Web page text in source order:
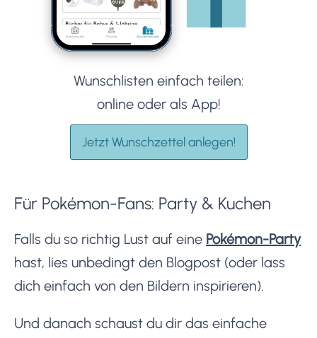
Wunschlisten einfach teilen:
online oder als App!
Jetzt Wunschzettel anlegen!
Für Pokémon-Fans: Party & Kuchen
Falls du so richtig Lust auf eine Pokémon-Party
hast, lies unbedingt den Blogpost (oder lass
dich einfach von den Bildern inspirieren).
Und danach schaust du dir das einfache